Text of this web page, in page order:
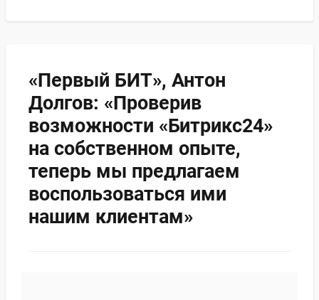
«Первый БИТ», Антон
Долгов: «Проверив
возможности «Битрикс24»
на собственном опыте,
теперь мы предлагаем
воспользоваться ими
нашим клиентам»